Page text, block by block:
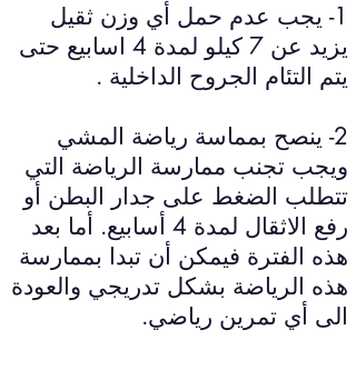
1- يجب عدم حمل أي وزن ثقيل
يزيد عن 7 كيلو لمدة 4 اسابيع حتى
يتم التئام الجروح الداخلية .
2- ينصح بمماسة رياضة المشي
ويجب تجنب ممارسة الرياضة التي
تتطلب الضغط على جدار البطن أو
رفع الاثقال لمدة 4 أسابيع. أما بعد
هذه الفترة فيمكن أن تبدا بممارسة
هذه الرياضة بشكل تدريجي والعودة
الى أي تمرين رياضي.